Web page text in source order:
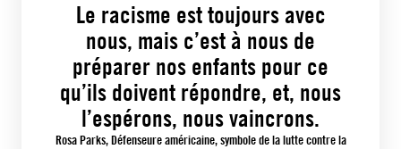
Le racisme est toujours avec
nous, mais c’est à nous de
préparer nos enfants pour ce
qu’ils doivent répondre, et, nous
l’espérons, nous vaincrons.
Rosa Parks, Défenseure américaine, symbole de la lutte contre la